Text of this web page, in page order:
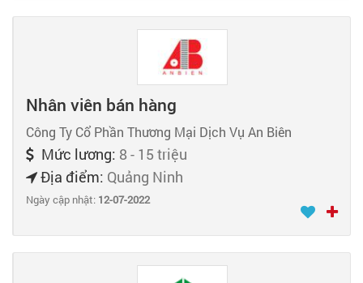
Nhân viên bán hàng
Công Ty Cổ Phần Thương Mại Dịch Vụ An Biên
Mức lương: 8 - 15 triệu
Địa điểm: Quảng Ninh
Ngày cập nhật: 12-07-2022